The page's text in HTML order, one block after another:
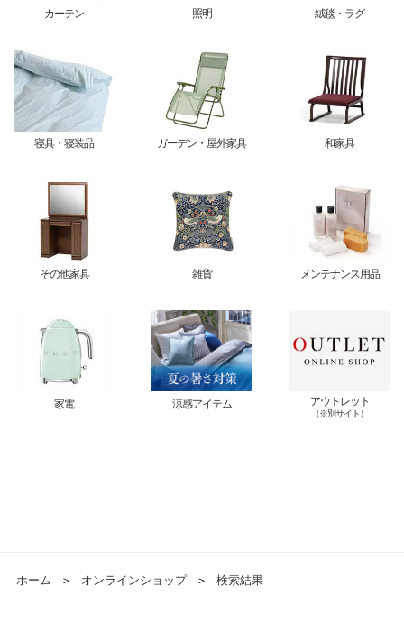
カーテン 照明 絨毯・ラグ
寝具・寝装品 ガーデン・屋外家具 和家具
その他家具 雑貨 メンテナンス用品
家電 涼感アイテム アウトレット
（※別サイト）
ホーム ＞ オンラインショップ ＞ 検索結果